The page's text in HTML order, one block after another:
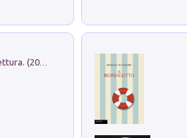
Dromos. Libro periodico di architettura. (2026). Vol. 15: Post-model